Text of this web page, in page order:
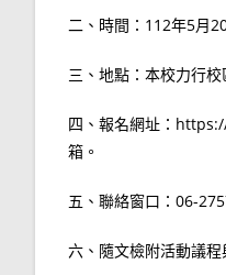
二、時間：112年5月
三、地點：本校力行
四、報名網址：
箱。
五、聯絡窗口：06-
六、隨文檢附活動議程